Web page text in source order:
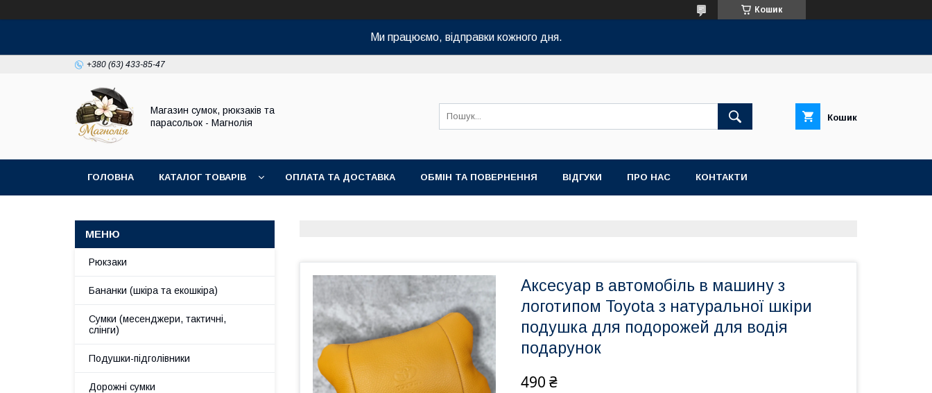
Кошик
Ми працюємо, відправки кожного дня.
+380 (63) 433-85-47
Магазин сумок, рюкзаків та
парасольок - Магнолія
Кошик
ГОЛОВНА КАТАЛОГ ТОВАРІВ ОПЛАТА ТА ДОСТАВКА ОБМІН ТА ПОВЕРНЕННЯ ВІДГУКИ ПРО НАС КОНТАКТИ
Аксесуар в автомобіль в машину з
логотипом Toyota з натуральної шкіри
подушка для подорожей для водія
подарунок
490 ₴
Рюкзаки
Бананки (шкіра та екошкіра)
Сумки (месенджери, тактичні,
слінги)
Подушки-підголівники
Дорожні сумки